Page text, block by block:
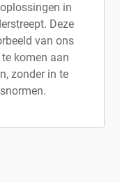
in
Deze
van ons
komen aan
zonder in te